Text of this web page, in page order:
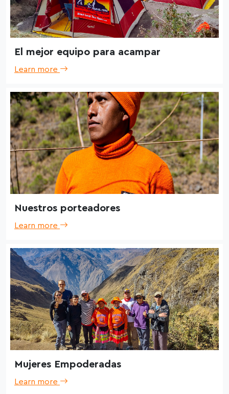
El mejor equipo para acampar
Learn more
Nuestros porteadores
Learn more
Mujeres Empoderadas
Learn more